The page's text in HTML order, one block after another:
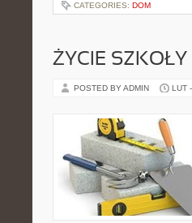
CATEGORIES: DOM
ŻYCIE SZKOŁY
POSTED BY ADMIN LUT